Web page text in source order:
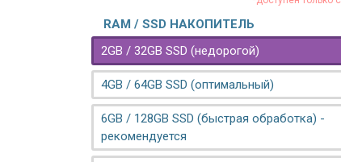
RAM / SSD НАКОПИТЕЛЬ
2GB / 32GB SSD (недорогой)
4GB / 64GB SSD (оптимальный)
6GB / 128GB SSD (быстрая обработка) -
рекомендуется